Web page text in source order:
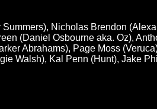
Nicholas Brendon
(Daniel Osbourne aka. Oz),
Abrahams), Page Moss
Walsh), Kal Penn (Hunt), Jake